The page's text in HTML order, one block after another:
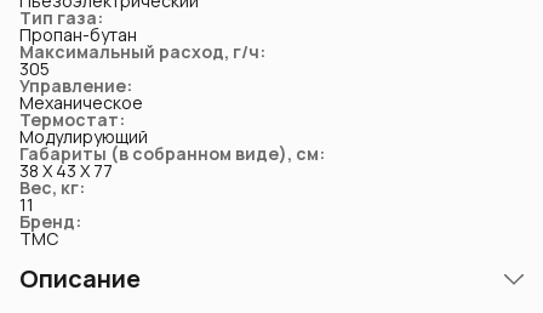
Тип газа:
Пропан-бутан
Максимальный расход, г/ч:
305
Управление:
Механическое
Термостат:
Модулирующий
Габариты (в собранном виде), см:
38 Х 43 Х 77
Вес, кг:
11
Бренд:
TMC
Описание